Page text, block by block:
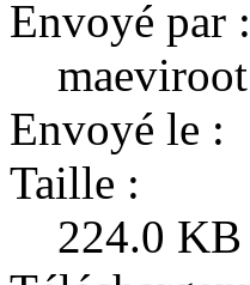
Envoyé par :
maeviroot
Envoyé le :
Taille :
224.0 KB